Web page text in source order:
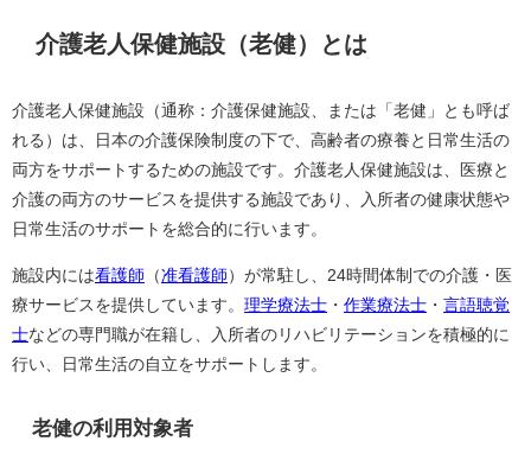
介護老人保健施設（老健）とは
介護老人保健施設（通称：介護保健施設、または「老健」とも呼ば
れる）は、日本の介護保険制度の下で、高齢者の療養と日常生活の
両方をサポートするための施設です。介護老人保健施設は、医療と
介護の両方のサービスを提供する施設であり、入所者の健康状態や
日常生活のサポートを総合的に行います。
施設内には看護師 （准看護師）が常駐し、24時間体制での介護・医
療サービスを提供しています。 理学療法士 ・ 作業療法士 ・ 言語聴覚
士などの専門職が在籍し、入所者のリハビリテーションを積極的に
行い、日常生活の自立をサポートします。
老健の利用対象者